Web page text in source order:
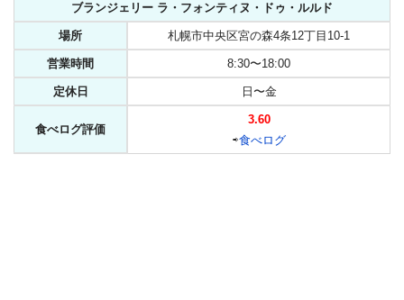
ブランジェリー ラ・フォンティヌ・ドゥ・ルルド
場所 札幌市中央区宮の森4条12丁目10-1
営業時間 8:30〜18:00
定休日 日〜金
食べログ評価
3.60
⇨食べログ